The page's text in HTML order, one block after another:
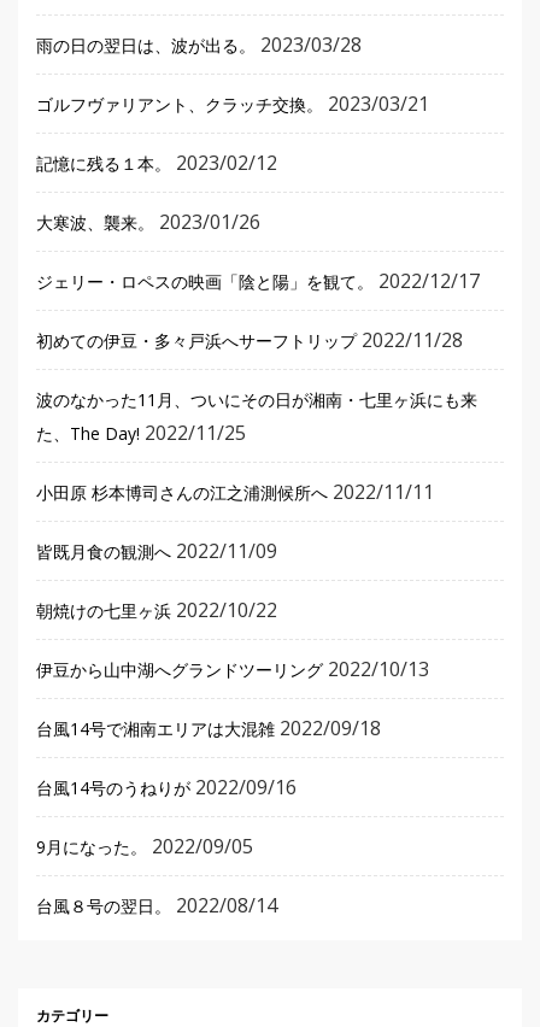
雨の日の翌日は、波が出る。 2023/03/28
ゴルフヴァリアント、クラッチ交換。 2023/03/21
記憶に残る１本。 2023/02/12
大寒波、襲来。 2023/01/26
ジェリー・ロペスの映画「陰と陽」を観て。 2022/12/17
初めての伊豆・多々戸浜へサーフトリップ 2022/11/28
波のなかった11月、ついにその日が湘南・七里ヶ浜にも来
た、The Day! 2022/11/25
小田原 杉本博司さんの江之浦測候所へ 2022/11/11
皆既月食の観測へ 2022/11/09
朝焼けの七里ヶ浜 2022/10/22
伊豆から山中湖へグランドツーリング 2022/10/13
台風14号で湘南エリアは大混雑 2022/09/18
台風14号のうねりが 2022/09/16
9月になった。 2022/09/05
台風８号の翌日。 2022/08/14
カテゴリー